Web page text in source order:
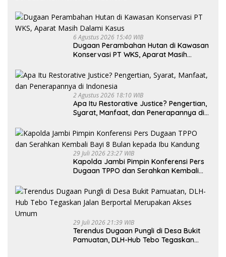
6 Agustus 2026 15:40 WIB
Dugaan Perambahan Hutan di Kawasan
Konservasi PT WKS, Aparat Masih
2 Agustus 2026 18:10 WIB
Apa Itu Restorative Justice? Pengertian,
Syarat, Manfaat, dan Penerapannya di
29 Juli 2026 23:27 WIB
Kapolda Jambi Pimpin Konferensi Pers
Dugaan TPPO dan Serahkan Kembali
29 Juli 2026 21:39 WIB
Terendus Dugaan Pungli di Desa Bukit
Pamuatan, DLH-Hub Tebo Tegaskan